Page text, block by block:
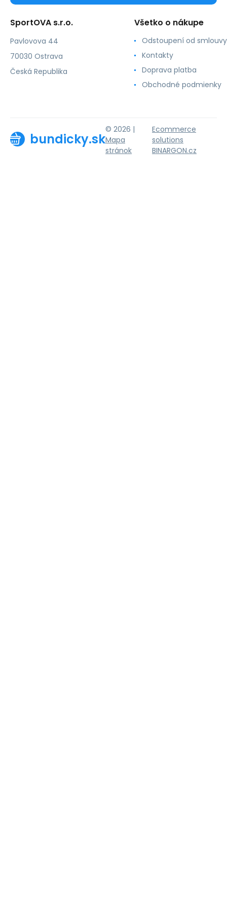
SportOVA s.r.o.
Pavlovova 44
70030 Ostrava
Česká Republika
Všetko o nákupe
Odstoupení od smlouvy
Kontakty
Doprava platba
Obchodné podmienky
bundicky.sk
© 2026 |
Mapa
stránok
Ecommerce
solutions
BINARGON.cz